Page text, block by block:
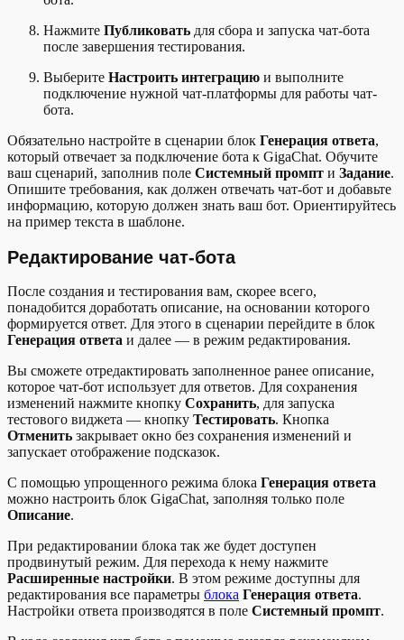
Нажмите Публиковать для сбора и запуска чат-бота
после завершения тестирования.
Выберите Настроить интеграцию и выполните
подключение нужной чат-платформы для работы чат-
бота.
Обязательно настройте в сценарии блок Генерация ответа,
который отвечает за подключение бота к GigaChat. Обучите
ваш сценарий, заполнив поле Системный промпт и Задание.
Опишите требования, как должен отвечать чат-бот и добавьте
информацию, которую должен знать ваш бот. Ориентируйтесь
на пример текста в шаблоне.
Редактирование чат-бота
После создания и тестирования вам, скорее всего,
понадобится доработать описание, на основании которого
формируется ответ. Для этого в сценарии перейдите в блок
Генерация ответа и далее — в режим редактирования.
Вы сможете отредактировать заполненное ранее описание,
которое чат-бот использует для ответов. Для сохранения
изменений нажмите кнопку Сохранить, для запуска
тестового виджета — кнопку Тестировать. Кнопка
Отменить закрывает окно без сохранения изменений и
запускает отображение подсказок.
С помощью упрощенного режима блока Генерация ответа
можно настроить блок GigaChat, заполняя только поле
Описание.
При редактировании блока так же будет доступен
продвинутый режим. Для перехода к нему нажмите
Расширенные настройки. В этом режиме доступны для
редактирования все параметры блока Генерация ответа.
Настройки ответа производятся в поле Системный промпт.